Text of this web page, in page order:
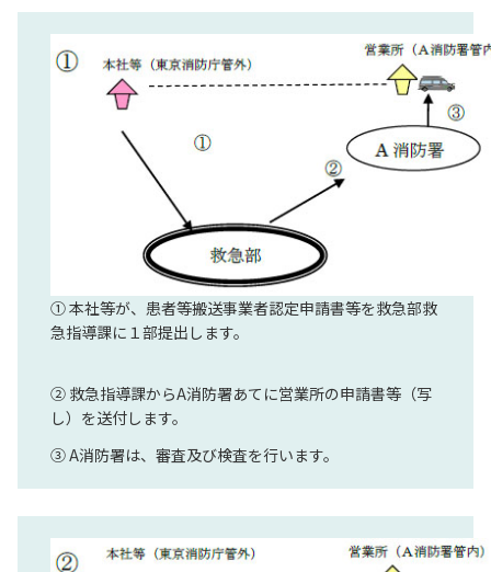
① 本社等が、患者等搬送事業者認定申請書等を救急部救
急指導課に１部提出します。
② 救急指導課からA消防署あてに営業所の申請書等（写
し）を送付します。
③ A消防署は、審査及び検査を行います。